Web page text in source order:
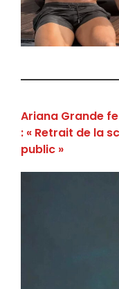
Ariana Grande
: « Retrait de la
public »